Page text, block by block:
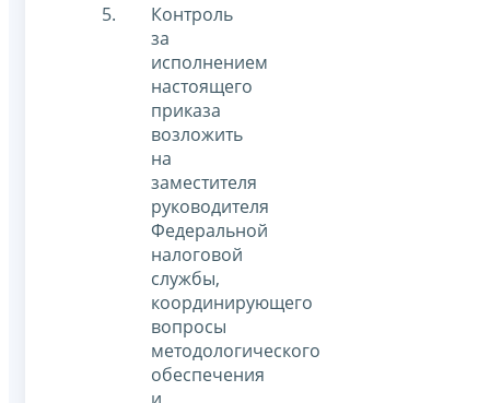
Контроль
за
исполнением
настоящего
приказа
возложить
на
заместителя
руководителя
Федеральной
налоговой
службы,
координирующего
вопросы
методологического
обеспечения
и